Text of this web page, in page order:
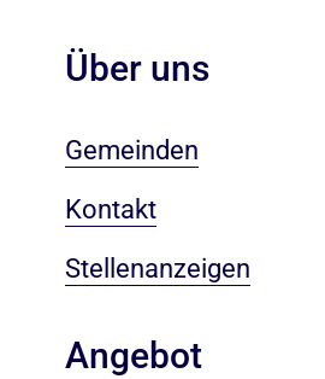
Über uns
Gemeinden
Kontakt
Stellenanzeigen
Angebot